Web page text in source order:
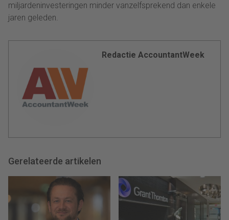
miljardeninvesteringen minder vanzelfsprekend dan enkele
jaren geleden.
Redactie AccountantWeek
Gerelateerde artikelen